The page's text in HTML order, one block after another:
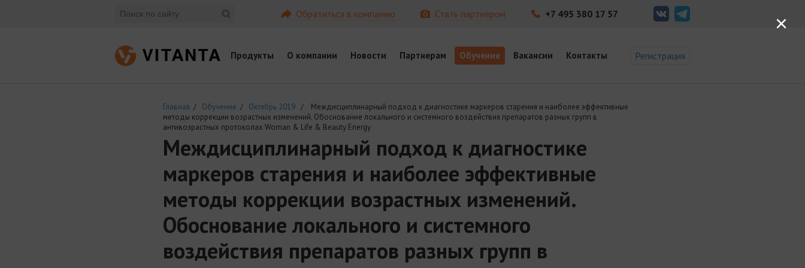
Обратиться в компанию Стать партнером +7 495 380 17 57
Продукты О компании Новости Партнерам Обучение Вакансии Контакты Регистрация
Главная / Обучение / Октябрь 2019 / Междиcциплинарный подход к диагностике маркеров старения и наиболее эффективные
методы коррекции возрастных изменений. Обоснование локального и системного воздействия препаратов разных групп в
антивозрастных протоколах Woman & Life & Beauty Energy
Междиcциплинарный подход к диагностике
маркеров старения и наиболее эффективные
методы коррекции возрастных изменений.
Обоснование локального и системного
воздействия препаратов разных групп в
×